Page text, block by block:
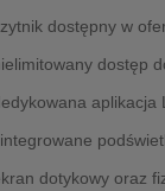
dostępny w
dostęp
aplikacja
dotykowy oraz